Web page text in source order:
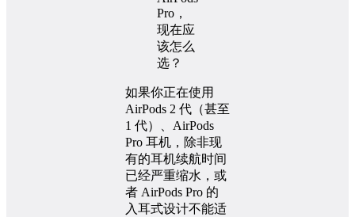
如果你正在使用
AirPods 2 代（甚至
1 代）、AirPods
Pro 耳机，除非现
有的耳机续航时间
已经严重缩水，或
者 AirPods Pro 的
入耳式设计不能适